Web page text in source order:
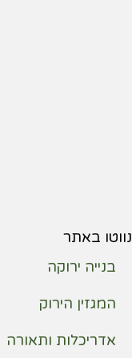
נווטו באתר
בנייה ירוקה
המגזין הירוק
אדריכלות ותאורה